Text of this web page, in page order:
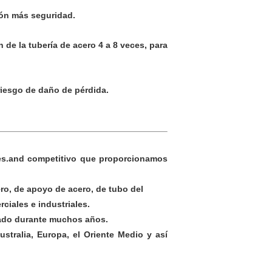
más seguridad.
la tubería de acero 4 a 8 veces, para
de daño de pérdida.
competitivo que proporcionamos
de apoyo de acero, de tubo del
e industriales.
durante muchos años.
Europa, el Oriente Medio y así